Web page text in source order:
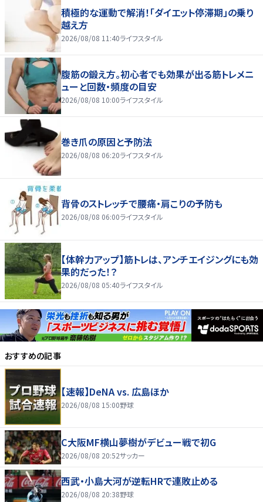
積極的な運動で解消！「ダイエット停滞期」の乗り
越え方
2026/08/08 11:40ライフスタイル
腹筋の鍛え方。初心者でも効果が出る筋トレメニ
ューと回数・頻度の目安
2026/08/08 10:00ライフスタイル
巻き爪の原因と予防法
2026/08/08 06:20ライフスタイル
背骨のストレッチで腰痛・肩こりの予防も
2026/08/08 06:00ライフスタイル
【体幹力アップ】筋トレは、アンチエイジングにも効
果的だった！？
2026/08/08 05:40ライフスタイル
おすすめの記事
【速報】DeNA vs. 広島ほか
2026/08/08 15:00野球
C大阪MF横山夢樹がデビュー戦で初G
2026/08/08 20:52サッカー
西武・小島大河が逆転HRで連敗止める
2026/08/08 20:38野球